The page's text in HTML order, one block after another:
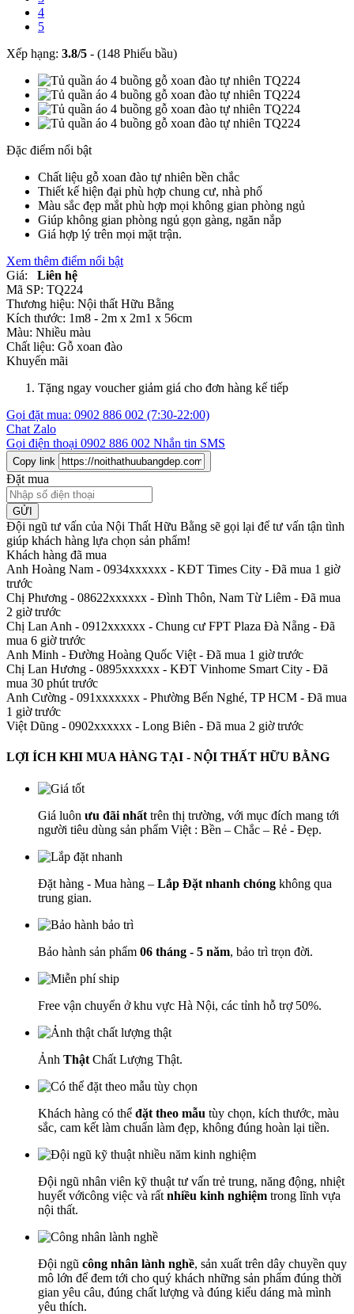
4
5
Xếp hạng: 3.8/5 - (148 Phiếu bầu)
Đặc điểm nổi bật
Chất liệu gỗ xoan đào tự nhiên bền chắc
Thiết kế hiện đại phù hợp chung cư, nhà phố
Màu sắc đẹp mắt phù hợp mọi không gian phòng ngủ
Giúp không gian phòng ngủ gọn gàng, ngăn nắp
Giá hợp lý trên mọi mặt trận.
Xem thêm điểm nổi bật
Giá:
Liên hệ
Mã SP: TQ224
Thương hiệu: Nội thất Hữu Bằng
Kích thước: 1m8 - 2m x 2m1 x 56cm
Màu: Nhiều màu
Chất liệu: Gỗ xoan đào
Khuyến mãi
Tặng ngay voucher giảm giá cho đơn hàng kế tiếp
Gọi đặt mua: 0902 886 002 (7:30-22:00)
Chat Zalo
Gọi điện thoại 0902 886 002 Nhắn tin SMS
Copy link
Đặt mua
GỬI
Đội ngũ tư vấn của Nội Thất Hữu Bằng sẽ gọi lại để tư vấn tận tình
giúp khách hàng lựa chọn sản phẩm!
Khách hàng đã mua
Anh Hoàng Nam - 0934xxxxxx - KĐT Times City - Đã mua 1 giờ
trước
Chị Phương - 08622xxxxxx - Đình Thôn, Nam Từ Liêm - Đã mua
2 giờ trước
Chị Lan Anh - 0912xxxxxx - Chung cư FPT Plaza Đà Nẵng - Đã
mua 6 giờ trước
Anh Minh - Đường Hoàng Quốc Việt - Đã mua 1 giờ trước
Chị Lan Hương - 0895xxxxxx - KĐT Vinhome Smart City - Đã
mua 30 phút trước
Anh Cường - 091xxxxxxx - Phường Bến Nghé, TP HCM - Đã mua
1 giờ trước
Việt Dũng - 0902xxxxxx - Long Biên - Đã mua 2 giờ trước
LỢI ÍCH KHI MUA HÀNG TẠI - NỘI THẤT HỮU BẰNG
Giá luôn ưu đãi nhất trên thị trường, với mục đích mang tới
người tiêu dùng sản phẩm Việt : Bền – Chắc – Rẻ - Đẹp.
Đặt hàng - Mua hàng – Lắp Đặt nhanh chóng không qua
trung gian.
Bảo hành sản phẩm 06 tháng - 5 năm, bảo trì trọn đời.
Free vận chuyển ở khu vực Hà Nội, các tỉnh hỗ trợ 50%.
Ảnh Thật Chất Lượng Thật.
Khách hàng có thể đặt theo mẫu tùy chọn, kích thước, màu
sắc, cam kết làm chuẩn làm đẹp, không đúng hoàn lại tiền.
Đội ngũ nhân viên kỹ thuật tư vấn trẻ trung, năng động, nhiệt
huyết vớicông việc và rất nhiều kinh nghiệm trong lĩnh vựa
nội thất.
Đội ngũ công nhân lành nghề, sản xuất trên dây chuyền quy
mô lớn để đem tới cho quý khách những sản phẩm đúng thời
gian yêu câu, đúng chất lượng và đúng kiểu dáng mà mình
yêu thích.